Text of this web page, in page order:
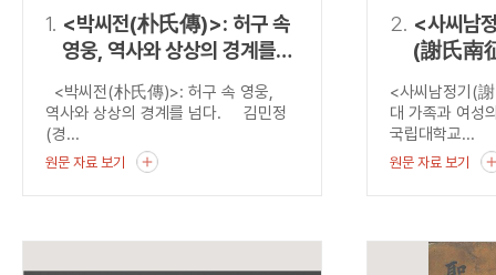
동시에 여러 개의 연산자를 사용할 수 있습니다.
1. <박씨전(朴氏傳)>: 허구 속
영웅, 역사와 상상의 경계를
<박씨전(朴氏傳)>: 허구 속 영웅,
역사와 상상의 경계를 넘다. 김민정
(경...
원문 자료 보기
2. <사씨남
(謝氏南
가족과
<사씨남정기(
대 가족과 여
국립대학교...
원문 자료 보기